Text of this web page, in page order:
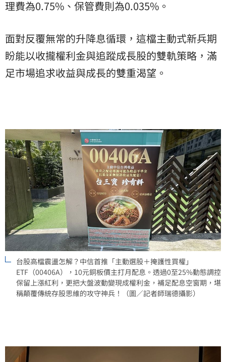
理費為0.75%、保管費則為0.035%。
面對反覆無常的升降息循環，這檔主動式新兵期
盼能以收攏權利金與追蹤成長股的雙軌策略，滿
足市場追求收益與成長的雙重渴望。
台股高檔震盪怎解？中信首推「主動選股＋掩護性買權」
ETF（00406A），10元銅板價主打月配息。透過0至25%動態調控
保留上漲紅利，更把大盤波動變現成權利金，補足配息空窗期，堪
稱顛覆傳統存股思維的攻守神兵！（圖／記者師瑞德攝影）